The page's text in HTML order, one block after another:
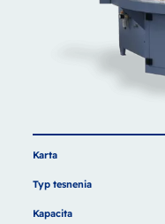
Karta
Typ tesnenia
Kapacita